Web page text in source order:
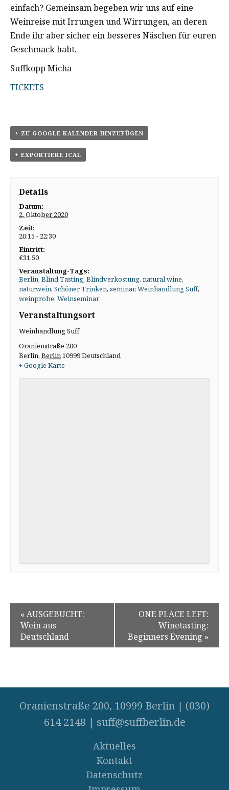
einfach? Gemeinsam begeben wir uns auf eine
Weinreise mit Irrungen und Wirrungen, an deren
Ende ihr aber sicher ein besseres Näschen für euren
Geschmack habt.
Suffkopp Micha
TICKETS
+ ZU GOOGLE KALENDER HINZUFÜGEN
+ EXPORTIERE ICAL
Details
Datum:
2. Oktober 2020
Zeit:
20:15 - 22:30
Eintritt:
€31,50
Veranstaltung-Tags:
Berlin,Blind Tasting,Blindverkostung,natural wine,
naturwein,Schöner Trinken,seminar,Weinhandlung Suff,
weinprobe,Weinseminar
Veranstaltungsort
Weinhandlung Suff
Oranienstraße 200
Berlin, Berlin10999Deutschland
+ Google Karte
« AUSGEBUCHT:
Wein aus
Deutschland
ONE PLACE LEFT:
Winetasting:
Beginners Evening »
Oranienstraße 200, 10999 Berlin | (030)
614 2148 | suff@suffberlin.de
Aktuelles
Kontakt
Datenschutz